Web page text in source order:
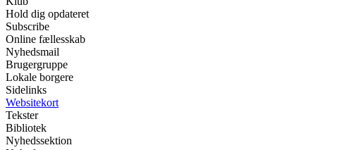
Hold dig opdateret
Subscribe
Online fællesskab
Nyhedsmail
Brugergruppe
Lokale borgere
Sidelinks
Websitekort
Tekster
Bibliotek
Nyhedssektion